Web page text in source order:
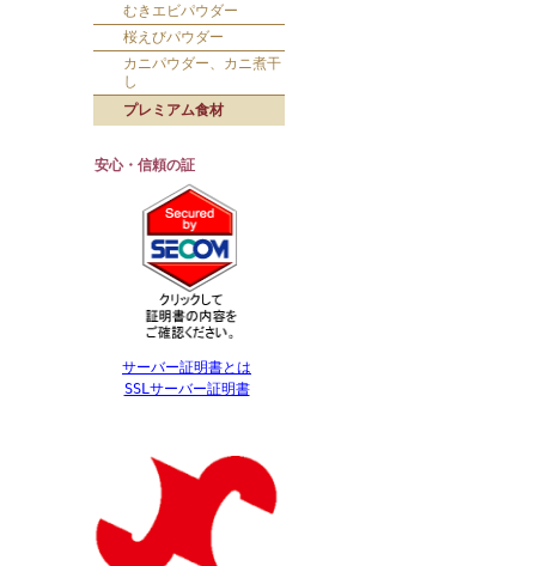
むきエビパウダー
桜えびパウダー
カニパウダー、カニ煮干
し
プレミアム食材
安心・信頼の証
サーバー証明書とは
SSLサーバー証明書